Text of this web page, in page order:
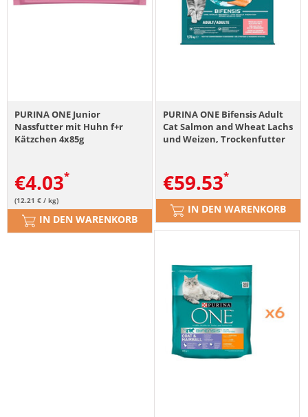
PURINA ONE Junior
Nassfutter mit Huhn f+r
Kätzchen 4x85g
€4.03
(12.21 € / kg)
IN DEN WARENKORB
PURINA ONE Bifensis Adult
Cat Salmon and Wheat Lachs
und Weizen, Trockenfutter
€59.53
IN DEN WARENKORB